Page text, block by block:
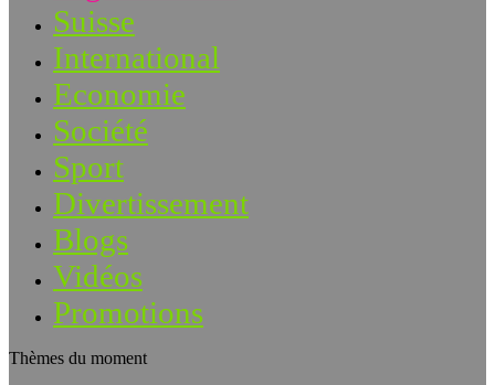
Suisse
International
Economie
Société
Sport
Divertissement
Blogs
Vidéos
Promotions
Thèmes du moment